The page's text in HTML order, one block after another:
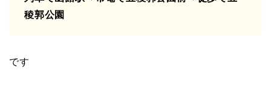
稜郭公園
です